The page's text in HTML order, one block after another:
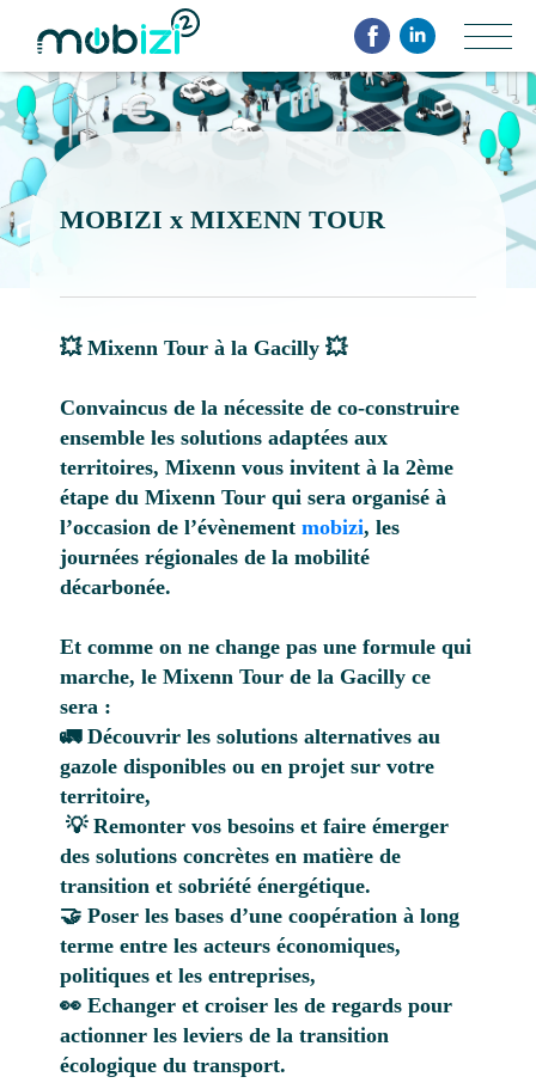
contenu
principal
MOBIZI x MIXENN TOUR
💥 Mixenn Tour à la Gacilly 💥
Convaincus de la nécessite de co-construire
ensemble les solutions adaptées aux
territoires, Mixenn vous invitent à la 2ème
étape du Mixenn Tour qui sera organisé à
l’occasion de l’évènement mobizi, les
journées régionales de la mobilité
décarbonée.
Et comme on ne change pas une formule qui
marche, le Mixenn Tour de la Gacilly ce
sera :
🚛 Découvrir les solutions alternatives au
gazole disponibles ou en projet sur votre
territoire,
💡 Remonter vos besoins et faire émerger
des solutions concrètes en matière de
transition et sobriété énergétique.
🤝 Poser les bases d’une coopération à long
terme entre les acteurs économiques,
politiques et les entreprises,
👀 Echanger et croiser les de regards pour
actionner les leviers de la transition
écologique du transport.
Panneau de gestion des cookies